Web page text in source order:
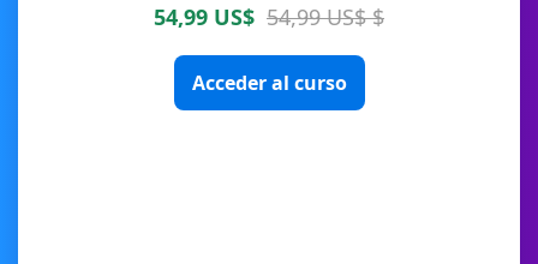
54,99 US$ 54,99 US$ $
Acceder al curso